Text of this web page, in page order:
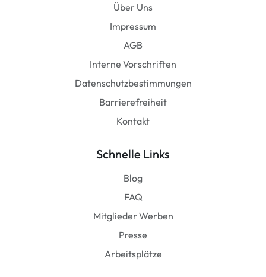
Über Uns
Impressum
AGB
Interne Vorschriften
Datenschutzbestimmungen
Barrierefreiheit
Kontakt
Schnelle Links
Blog
FAQ
Mitglieder Werben
Presse
Arbeitsplätze